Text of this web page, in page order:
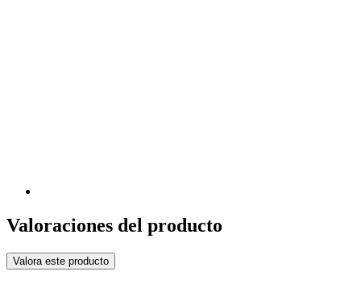
Valoraciones del producto
Valora este producto